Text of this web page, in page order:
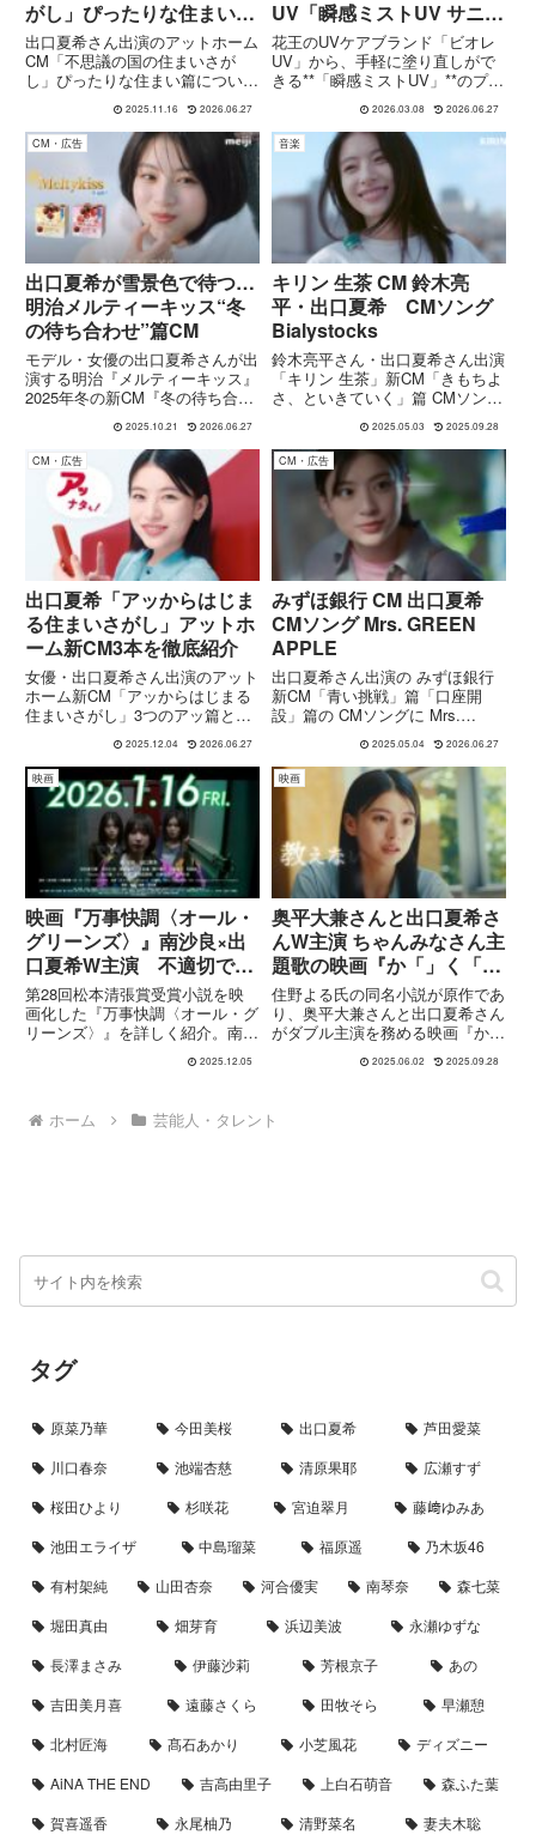
がし」ぴったりな住まい篇
CM
出口夏希さん出演のアットホーム
CM「不思議の国の住まいさが
し」ぴったりな住まい篇について
紹介。物語の世界に入り込んだよ
うな幻想的な演出と、出口さんの
透明感ある存在感が魅力。住まい
探しの楽しさを描いた注目のCM
です。
2025.11.16 2026.06.27
UV「瞬感ミストUV サニー
デイピクニック」CM
花王のUVケアブランド「ビオレ
UV」から、手軽に塗り直しがで
きる**「瞬感ミストUV」**のプロ
モーション動画「サニーデイピク
ニック」が公開されています。
CMには女優・モデルの出口夏希
さんが出演し、外出先でもさっと
使えるミストタイプの日焼け...
2026.03.08 2026.06.27
CM・広告
出口夏希が雪景色で待つ…
明治メルティーキッス“冬
の待ち合わせ”篇CM
モデル・女優の出口夏希さんが出
演する明治『メルティーキッス』
2025年冬の新CM『冬の待ち合わ
せ』篇。白コートに雪の舞う時計
台、友人との再会と“一粒チョ
コ”が織りなす冬のしあわせシー
ンを紹介します。
2025.10.21 2026.06.27
音楽
キリン 生茶 CM 鈴木亮
平・出口夏希 CMソング
Bialystocks
鈴木亮平さん・出口夏希さん出演
「キリン 生茶」新CM「きもちよ
さ、といきていく」篇 CMソング
に ビアリストックスさん-差し色-
が使用されています。
2025.05.03 2025.09.28
CM・広告
出口夏希「アッからはじま
る住まいさがし」アットホ
ーム新CM3本を徹底紹介
女優・出口夏希さん出演のアット
ホーム新CM「アッからはじまる
住まいさがし」3つのアッ篇と
「住まいとつながる赤い糸」出会
い篇・通勤通学時間篇を詳しく解
説。ストーリーや撮影エピソー
ド、キャンペーン情報までまとめ
ました。
2025.12.04 2026.06.27
CM・広告
みずほ銀行 CM 出口夏希
CMソング Mrs. GREEN
APPLE
出口夏希さん出演の みずほ銀行
新CM「青い挑戦」篇「口座開
設」篇の CMソングに Mrs.
GREEN APPLE「ニュー・マ
イ・ノーマル」が使用されていま
す。
2025.05.04 2026.06.27
映画
映画『万事快調〈オール・
グリーンズ〉』南沙良×出
口夏希W主演 不適切で爽
快な青春アウトロー映画の
あらすじと見どころ
第28回松本清張賞受賞小説を映
画化した『万事快調〈オール・グ
リーンズ〉』を詳しく紹介。南沙
えない田舎町から一攫千金で抜け
断の課外活動”と、不適切で爽快
な青春ドラマの見どころをまとめ
2025.12.05
映画
奥平大兼さんと出口夏希さ
んW主演 ちゃんみなさん主
題歌の映画『か「」く「」
し「」ご「」と「』予告
CM 気になる千葉・新潟
ロケ地とは
住野よる氏の同名小説が原作であ
り、奥平大兼さんと出口夏希さん
がダブル主演を務める映画『か
「」く「」し「」ご「」と「』
は、2025年5月30日に公開された
キー）役を演じています。ミッ...
2025.06.02 2025.09.28
ホーム 芸能人・タレント
タグ
原菜乃華 今田美桜 出口夏希
芦田愛菜
川口春奈
池端杏慈 清原果耶
広瀬すず
桜田ひより
杉咲花 宮迫翠月
藤﨑ゆみあ
池田エライザ
中島瑠菜 福原遥
乃木坂46
有村架純
山田杏奈 河合優実 南琴奈
森七菜
堀田真由
畑芽育 浜辺美波
永瀬ゆずな
長澤まさみ
伊藤沙莉 芳根京子
あの
吉田美月喜
遠藤さくら 田牧そら
早瀬憩
北村匠海
髙石あかり 小芝風花
ディズニー
AiNA THE END
吉高由里子 上白石萌音
森ふた葉
賀喜遥香
永尾柚乃 清野菜名
妻夫木聡